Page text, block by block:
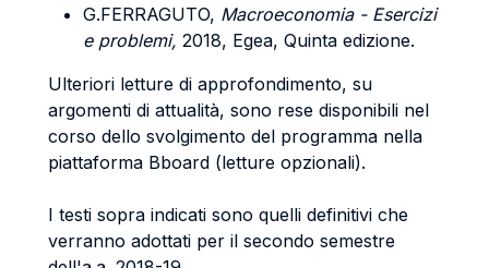
G.FERRAGUTO, Macroeconomia - Esercizi
e problemi, 2018, Egea, Quinta edizione.
Ulteriori letture di approfondimento, su
argomenti di attualità, sono rese disponibili nel
corso dello svolgimento del programma nella
piattaforma Bboard (letture opzionali).
I testi sopra indicati sono quelli definitivi che
verranno adottati per il secondo semestre